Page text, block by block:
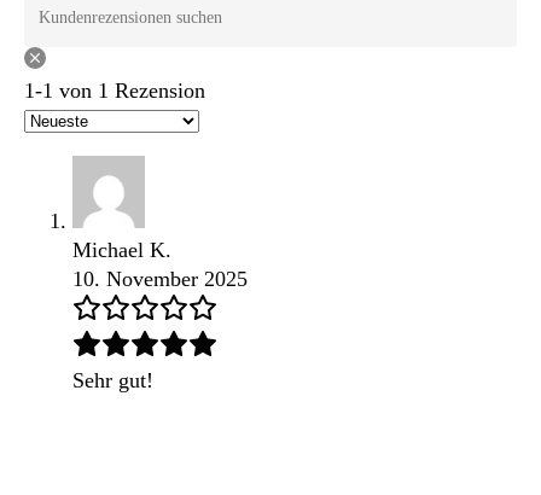
1-1 von 1 Rezension
Michael K.
10. November 2025
Sehr gut!